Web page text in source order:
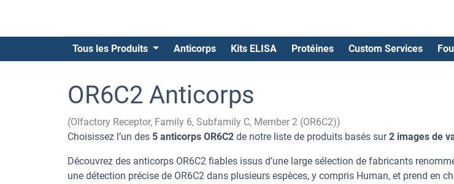
Tous les Produits Anticorps Kits ELISA Protéines Custom Services
OR6C2 Anticorps
(Olfactory Receptor, Family 6, Subfamily C, Member 2 (OR6C2))
Choisissez l’un des 5 anticorps OR6C2 de notre liste de produits basés sur2 images de
Découvrez des anticorps OR6C2 fiables issus d’une large sélection de fabricants
une détection précise de OR6C2 dans plusieurs espèces, y compris Human, et prend en